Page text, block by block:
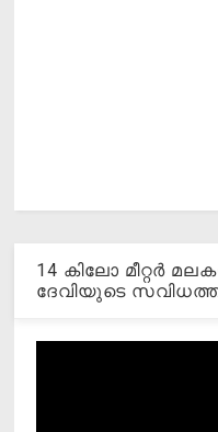
14 കിലോ മീറ്റര്‍
ദേവിയുടെ